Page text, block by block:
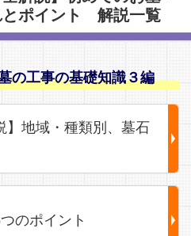
とポイント 解説一覧
の工事の基礎知識３編
】地域・種類別、墓石
のポイント